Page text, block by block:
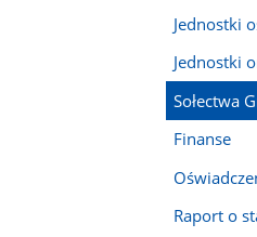
Jednostki
Jednostki
Sołectwa
Finanse
Raport o